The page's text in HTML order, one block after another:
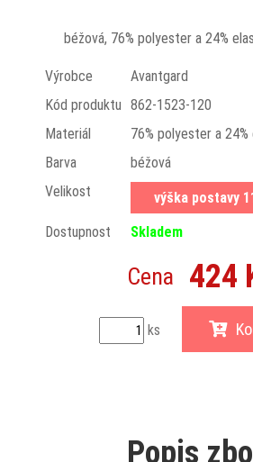
béžová, 76% polyester a 24%
Výrobce
Avantgard
Kód produktu 862-1523-120
Materiál
76% polyester a 24%
Barva
béžová
Velikost
Dostupnost Skladem
Cena 424
ks
Popis